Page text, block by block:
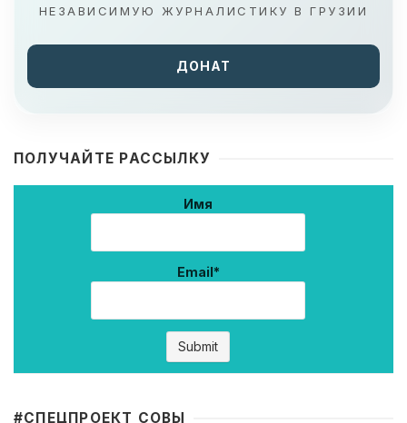
НЕЗАВИСИМУЮ ЖУРНАЛИСТИКУ В ГРУЗИИ
ДОНАТ
ПОЛУЧАЙТЕ РАССЫЛКУ
Имя
Email*
#CПЕЦПРОЕКТ СОВЫ